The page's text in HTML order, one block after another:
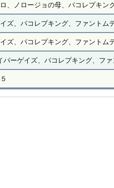
、ノロージョの母、パコレプキン
ズ、パコレプキング、ファントム
ズ、パコレプキング、ファントム
ーゲイズ、パコレプキング、フ